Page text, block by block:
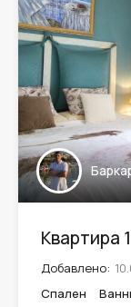
Квартира
Добавлено:
Спален